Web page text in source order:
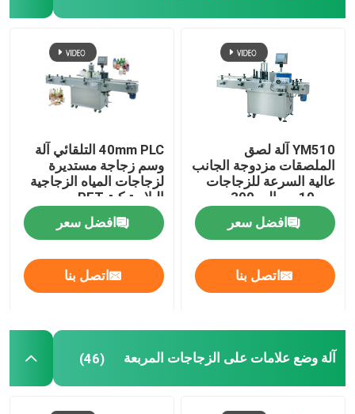
آلة طباعة ووضع علامات
آلة تعبئة السد
آلة الختم التعريفي
آلة تعبئة السوائل
آلة تعبئة الصلصة
ملحقات آلة الوسم
ملصق علبة مخصصة
YM510 آلة لصق
الملصقات مزدوجة الجانب
عالية السرعة للزجاجات
افضل سعر
اتصل بنا
40mm PLC التلقائي آلة
وسم زجاجة مستديرة
لزجاجات المياه الزجاجية
البلاستيكية PET
افضل سعر
اتصل بنا
آلة وضع علامات على الزجاجات المربعة (46)